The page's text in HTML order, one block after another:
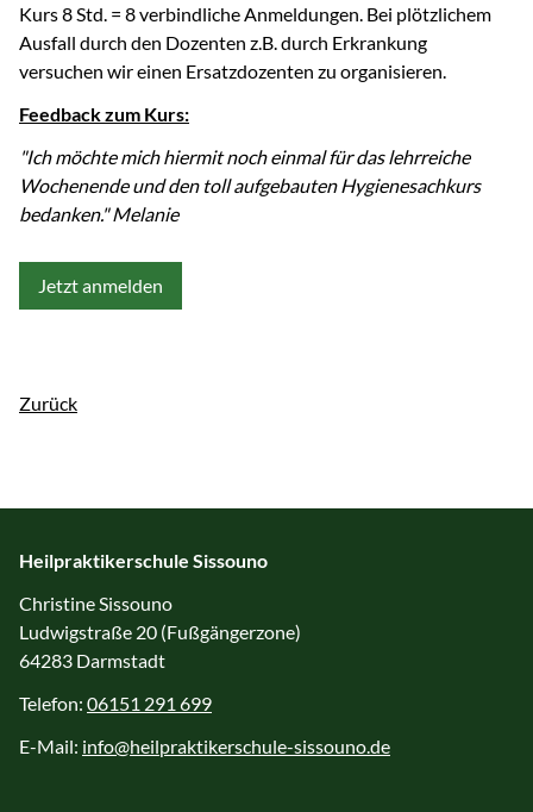
Kurs 8 Std. = 8 verbindliche Anmeldungen. Bei plötzlichem
Ausfall durch den Dozenten z.B. durch Erkrankung
versuchen wir einen Ersatzdozenten zu organisieren.
Feedback zum Kurs:
"Ich möchte mich hiermit noch einmal für das lehrreiche
Wochenende und den toll aufgebauten Hygienesachkurs
bedanken." Melanie
Jetzt anmelden
Zurück
Heilpraktikerschule Sissouno
Christine Sissouno
Ludwigstraße 20 (Fußgängerzone)
64283 Darmstadt
Telefon: 06151 291 699
E-Mail: info@heilpraktikerschule-sissouno.de